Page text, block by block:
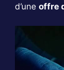
d’une offre